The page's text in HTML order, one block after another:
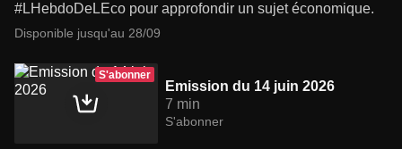
#LHebdoDeLEco pour approfondir un sujet économique.
Disponible jusqu'au 28/09
S'abonner
Emission du 14 juin 2026
7 min
S'abonner